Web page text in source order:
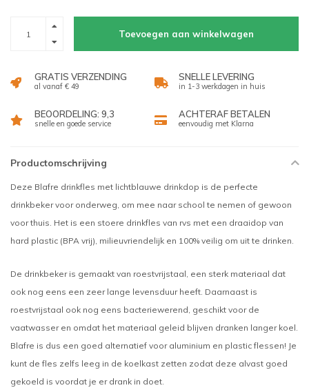
Toevoegen aan winkelwagen
GRATIS VERZENDING
al vanaf € 49
SNELLE LEVERING
in 1-3 werkdagen in huis
BEOORDELING: 9,3
snelle en goede service
ACHTERAF BETALEN
eenvoudig met Klarna
Productomschrijving
Deze Blafre drinkfles met lichtblauwe drinkdop is de perfecte
drinkbeker voor onderweg, om mee naar school te nemen of gewoon
voor thuis. Het is een stoere drinkfles van rvs met een draaidop van
hard plastic (BPA vrij), milieuvriendelijk en 100% veilig om uit te drinken.
De drinkbeker is gemaakt van roestvrijstaal, een sterk materiaal dat
ook nog eens een zeer lange levensduur heeft. Daarnaast is
roestvrijstaal ook nog eens bacteriewerend, geschikt voor de
vaatwasser en omdat het materiaal geleid blijven dranken langer koel.
Blafre is dus een goed alternatief voor aluminium en plastic flessen! Je
kunt de fles zelfs leeg in de koelkast zetten zodat deze alvast goed
gekoeld is voordat je er drank in doet.